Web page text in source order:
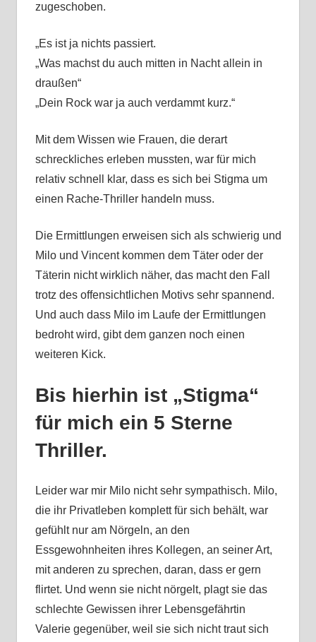
zugeschoben.
„Es ist ja nichts passiert.
„Was machst du auch mitten in Nacht allein in
draußen“
„Dein Rock war ja auch verdammt kurz.“
Mit dem Wissen wie Frauen, die derart
schreckliches erleben mussten, war für mich
relativ schnell klar, dass es sich bei Stigma um
einen Rache-Thriller handeln muss.
Die Ermittlungen erweisen sich als schwierig und
Milo und Vincent kommen dem Täter oder der
Täterin nicht wirklich näher, das macht den Fall
trotz des offensichtlichen Motivs sehr spannend.
Und auch dass Milo im Laufe der Ermittlungen
bedroht wird, gibt dem ganzen noch einen
weiteren Kick.
Bis hierhin ist „Stigma“
für mich ein 5 Sterne
Thriller.
Leider war mir Milo nicht sehr sympathisch. Milo,
die ihr Privatleben komplett für sich behält, war
gefühlt nur am Nörgeln, an den
Essgewohnheiten ihres Kollegen, an seiner Art,
mit anderen zu sprechen, daran, dass er gern
flirtet. Und wenn sie nicht nörgelt, plagt sie das
schlechte Gewissen ihrer Lebensgefährtin
Valerie gegenüber, weil sie sich nicht traut sich